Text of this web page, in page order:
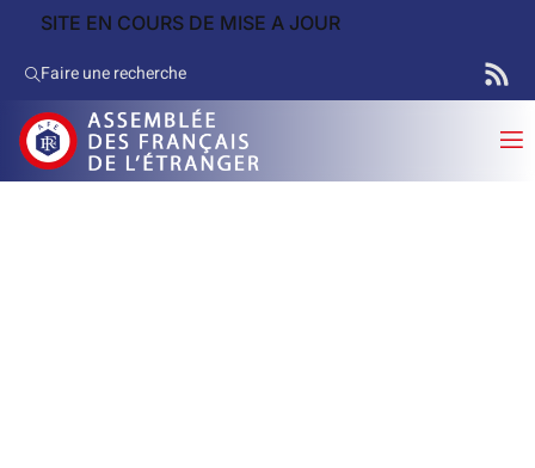
SITE EN COURS DE MISE A JOUR
Faire une recherche